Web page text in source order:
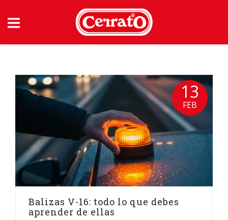
13
FEB
Balizas V-16: todo lo que debes
aprender de ellas